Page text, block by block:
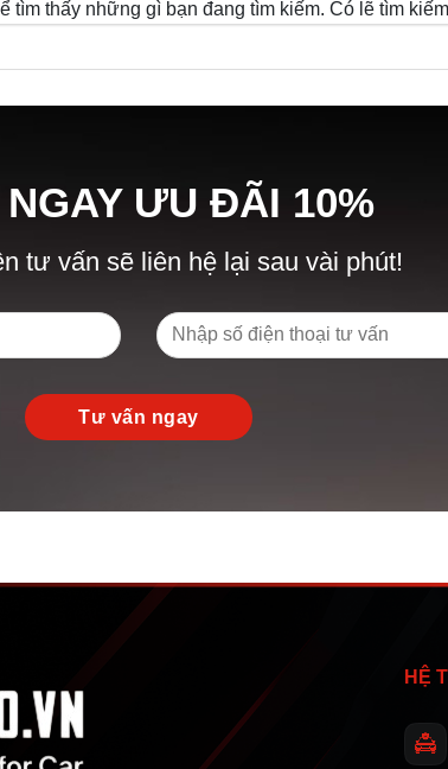
tìm thấy những gì bạn đang tìm kiếm. Có lẽ tìm
NGAY ƯU ĐÃI 10%
tư vấn sẽ liên hệ lại sau vài phút!
HỆ